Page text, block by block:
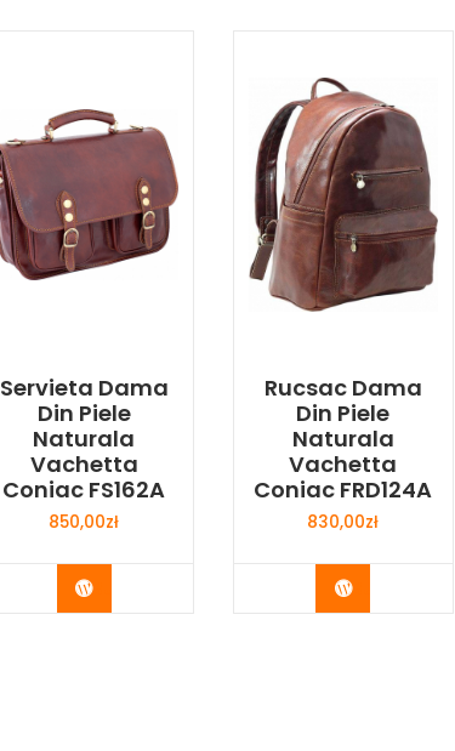
Servieta Dama
Din Piele
Naturala
Vachetta
Coniac FS162A
850,00zł
Buy Now
Rucsac Dama
Din Piele
Naturala
Vachetta
Coniac FRD124A
830,00zł
Buy Now